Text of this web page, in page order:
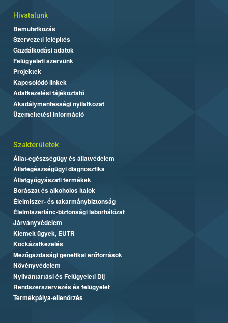
Hivatalunk
Bemutatkozás
Szervezeti felépítés
Gazdálkodási adatok
Felügyeleti szervünk
Projektek
Kapcsolódó linkek
Adatkezelési tájékoztató
Akadálymentességi nyilatkozat
Üzemeltetési információ
Szakterületek
Állat-egészségügy és állatvédelem
Állategészségügyi diagnosztika
Állatgyógyászati termékek
Borászat és alkoholos italok
Élelmiszer- és takarmánybiztonság
Élelmiszerlánc-biztonsági laborhálózat
Járványvédelem
Kiemelt ügyek, EUTR
Kockázatkezelés
Mezőgazdasági genetikai erőforrások
Növényvédelem
Nyilvántartási és Felügyeleti Díj
Rendszerszervezés és felügyelet
Termékpálya-ellenőrzés